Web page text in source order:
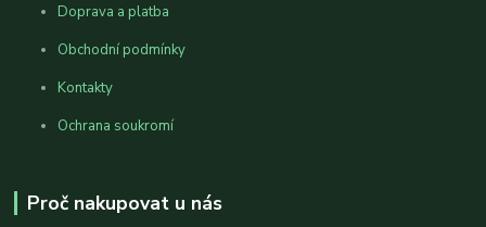
Doprava a platba
Obchodní podmínky
Kontakty
Ochrana soukromí
Proč nakupovat u nás